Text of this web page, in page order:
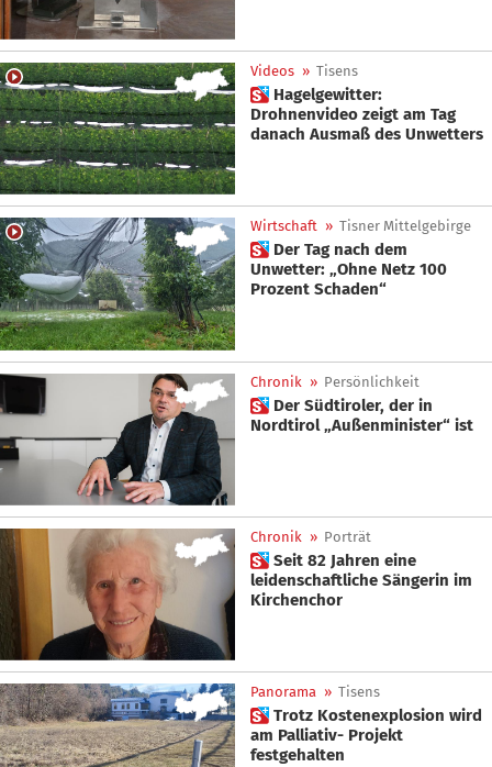
Videos » Tisens
 Hagelgewitter:
Drohnenvideo zeigt am Tag
danach Ausmaß des Unwetters
Wirtschaft » Tisner Mittelgebirge
 Der Tag nach dem
Unwetter: „Ohne Netz 100
Prozent Schaden“
Chronik » Persönlichkeit
 Der Südtiroler, der in
Nordtirol „Außenminister“ ist
Chronik » Porträt
 Seit 82 Jahren eine
leidenschaftliche Sängerin im
Kirchenchor
Panorama » Tisens
 Trotz Kostenexplosion wird
am Palliativ- Projekt
festgehalten